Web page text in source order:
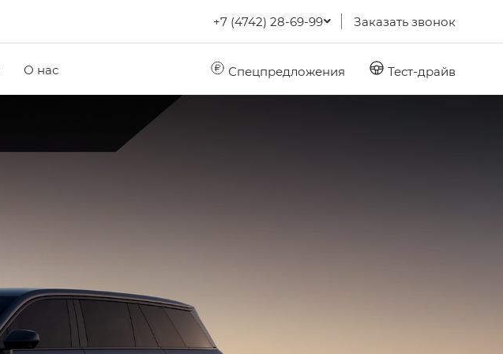
+7 (4742) 28-69-99 Заказать звонок
О нас Спецпредложения Тест-драйв